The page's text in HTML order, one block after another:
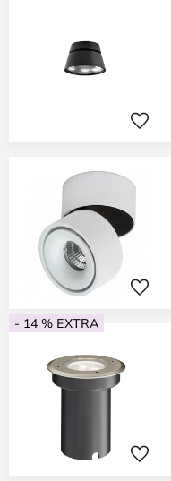
- 14 % EXTRA